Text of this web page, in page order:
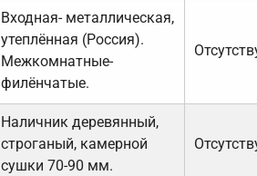
Входная- металлическая,
утеплённая (Россия).
Межкомнатные-
филёнчатые.
Наличник деревянный,
строганый, камерной
сушки 70-90 мм.